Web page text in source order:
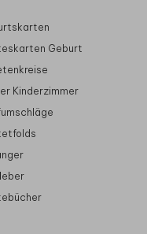
Geburt
Kinderzimmer